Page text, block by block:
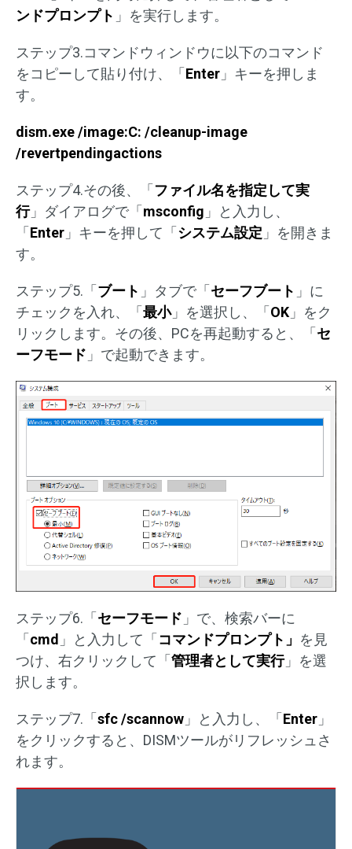
ンドプロンプト 」を実行します。
ステップ3.コマンドウィンドウに以下のコマンド
をコピーして貼り付け、「 Enter 」キーを押しま
す。
dism.exe /image:C: /cleanup-image
/revertpendingactions
ステップ4.その後、「 ファイル名を指定して実
行」ダイアログで「 msconfig 」と入力し、
「 Enter 」キーを押して「 システム設定 」を開きま
す。
ステップ5.「 ブート 」タブで「 セーフブート 」に
チェックを入れ、「 最小」を選択し、「 OK 」をク
リックします。その後、PCを再起動すると、「 セ
ーフモード 」で起動できます。
ステップ6.「 セーフモード 」で、検索バーに
「 cmd 」と入力して「 コマンドプロンプト」 を見
つけ、右クリックして「 管理者として実行」を選
択します。
ステップ7.「 sfc /scannow 」と入力し、「 Enter 」
をクリックすると、DISMツールがリフレッシュさ
れます。